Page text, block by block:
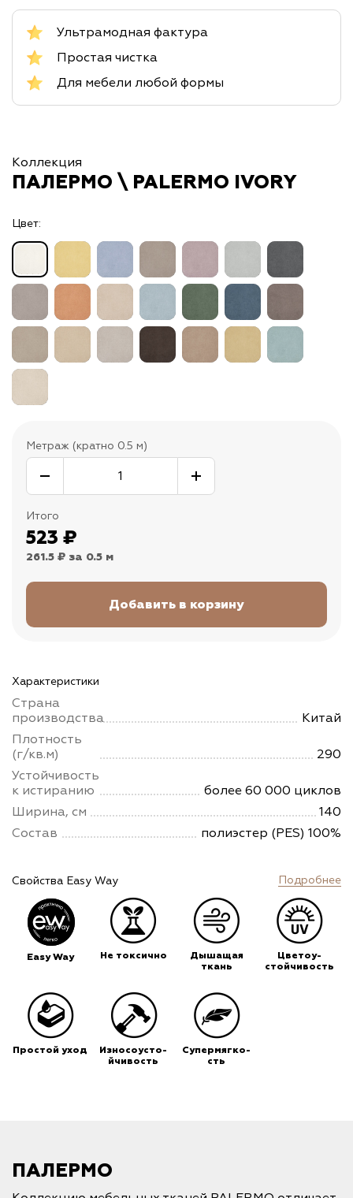
Ультрамодная фактура
Простая чистка
Для мебели любой формы
Коллекция
ПАЛЕРМО \ PALERMO IVORY
Цвет:
Метраж (кратно 0.5 м)
Итого
523 ₽
261.5 ₽ за 0.5 м
Характеристики
Страна
производства
Китай
Плотность
(г/кв.м)
290
Устойчивость
к истиранию
более 60 000 циклов
Ширина, см
140
Состав
полиэстер (PES) 100%
Свойства Easy Way Подробнее
Easy Way Не токсично
Дышащая
ткань
Цветоу-
стойчивость
Простой уход
Износоусто-
йчивость
Супермягко-
сть
ПАЛЕРМО